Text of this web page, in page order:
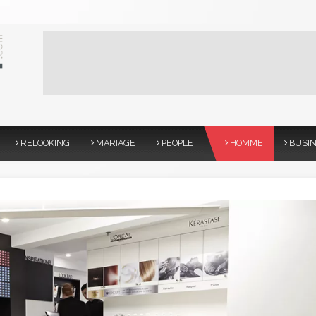
RELOOKING MARIAGE PEOPLE HOMME